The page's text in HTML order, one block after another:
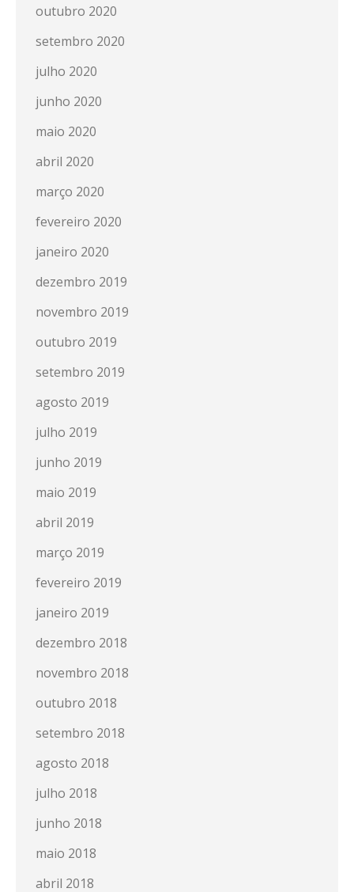
outubro 2020
setembro 2020
julho 2020
junho 2020
maio 2020
abril 2020
março 2020
fevereiro 2020
janeiro 2020
dezembro 2019
novembro 2019
outubro 2019
setembro 2019
agosto 2019
julho 2019
junho 2019
maio 2019
abril 2019
março 2019
fevereiro 2019
janeiro 2019
dezembro 2018
novembro 2018
outubro 2018
setembro 2018
agosto 2018
julho 2018
junho 2018
maio 2018
abril 2018